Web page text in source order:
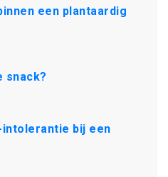
een plantaardig
snack?
bij een